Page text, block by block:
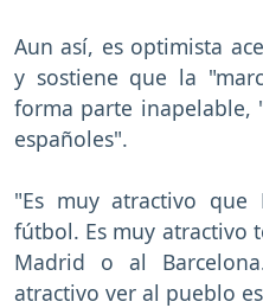
Aun así, es optimista
y sostiene que la
forma parte inapelable,
españoles".
"Es muy atractivo que
fútbol. Es muy atractivo
Madrid o al
atractivo ver al pueblo